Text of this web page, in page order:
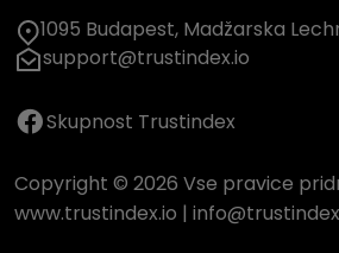
1095 Budapest, Madžarska
support@trustindex.io
Skupnost Trustindex
Copyright © 2026 Vse pravice
www.trustindex.io |